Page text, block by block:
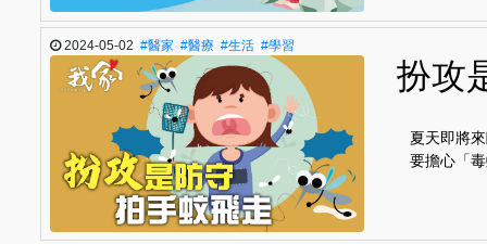
2024-05-02 #醫家 #醫療 #生活 #學習
扮攻
夏天即將
要擔心「